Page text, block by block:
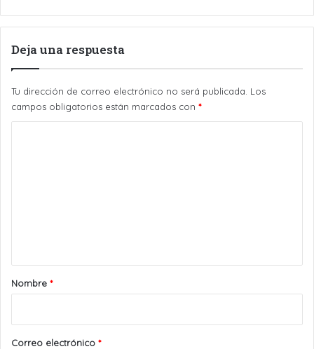
Deja una respuesta
Tu dirección de correo electrónico no será publicada. Los
campos obligatorios están marcados con *
r
*
Nombre *
Correo electrónico *